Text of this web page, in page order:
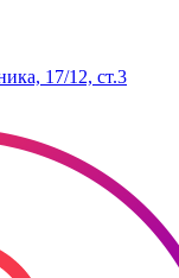
17/12, ст.3